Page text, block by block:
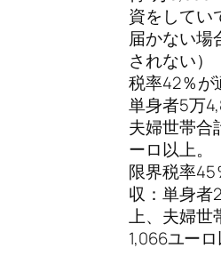
資をしてい
届かない場
されない）
税率42％が
単身者5万
夫婦世帯合
ーロ以上。
限界税率
収：単身者
上、夫婦世
1,066ユーロ